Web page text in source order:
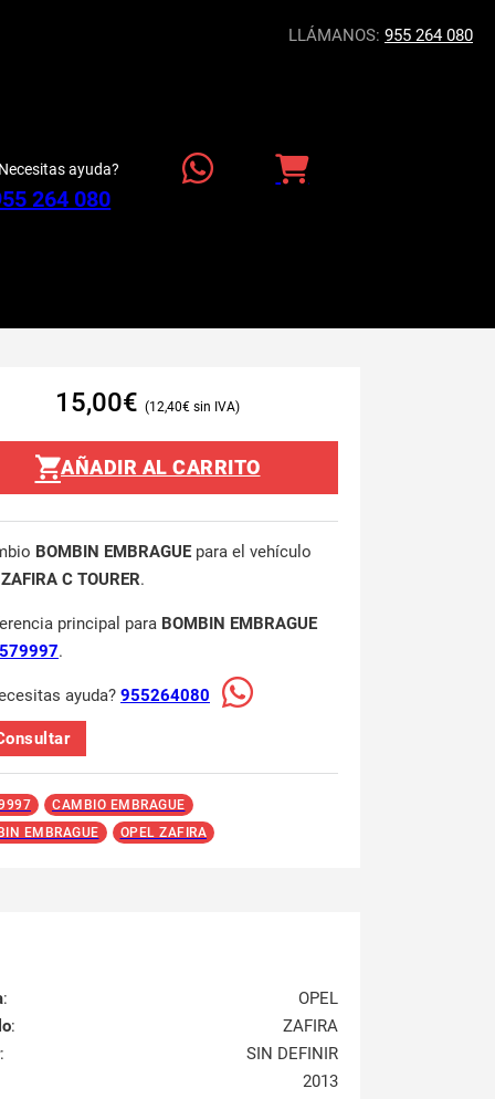
LLÁMANOS: 955 264 080
ayuda?
264 080
15,00€ 12,40€
AÑADIR AL CARRITO
BOMBIN EMBRAGUE para el vehículo
C TOURER.
principal para BOMBIN EMBRAGUE
.
ayuda? 955264080
CAMBIO EMBRAGUE
EMBRAGUE
OPEL ZAFIRA
:
OPEL
:
ZAFIRA
:
SIN DEFINIR
2013